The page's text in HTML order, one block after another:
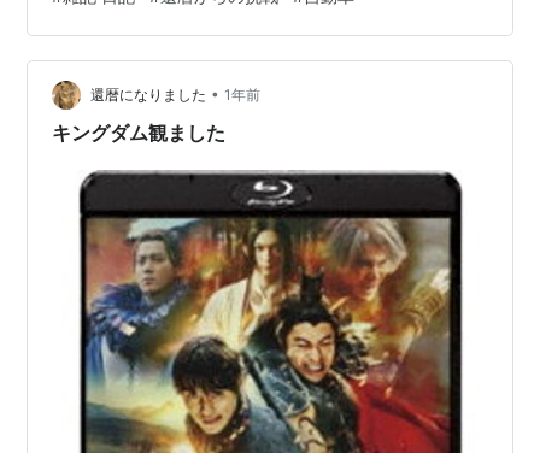
トの岡崎五郎さん、 藤島知子さんがMCです。 毎回、国
産車・輸入車の紹介が有り、 試乗や実測燃費、ユーティ
リティチェック 等々車好きには大変面白い内容です。 特
に保有中や過去に保有していた車メーカーの回は、 楽し
んでいます。 自動車の価格高騰・ガソリンの高騰、 長く
還暦になりました • 1年前
キングダム観ました